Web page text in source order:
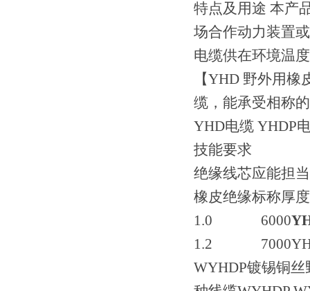
特点及用途 本产
场合作动力装置
电缆供在环境温
【YHD 野外用橡
缆，能承受相称
YHD电缆 YHDP
技能要求
绝缘线芯应能担
橡皮绝缘标称厚度
1.0 6000
1.2 7000YHD
WYHDP镀锡铜